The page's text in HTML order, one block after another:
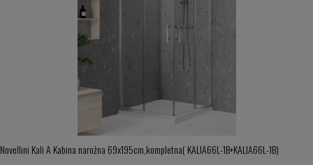
Novellini Kali A Kabina narożna 69x195cm,kompletna( KALIA66L-1B+KALIA66L-1B)